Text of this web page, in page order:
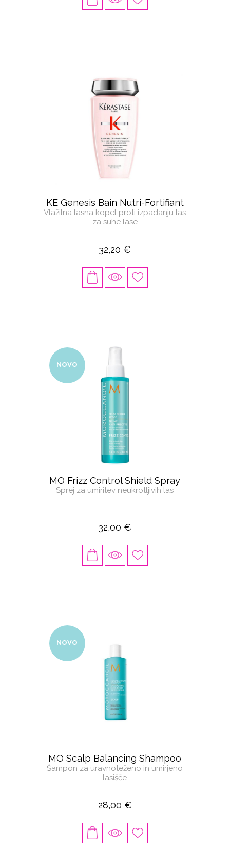
KE Genesis Bain Nutri-Fortifiant
Vlažilna lasna kopel proti izpadanju las
za suhe lase
32,20 €
NOVO
MO Frizz Control Shield Spray
Sprej za umiritev neukrotljivih las
32,00 €
NOVO
MO Scalp Balancing Shampoo
Šampon za uravnoteženo in umirjeno
lasišče
28,00 €